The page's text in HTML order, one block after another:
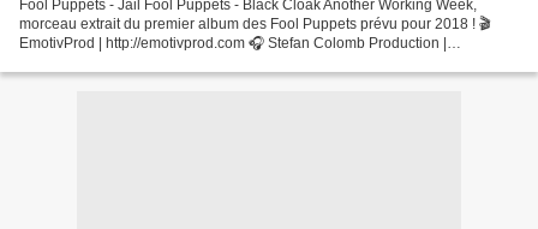
Fool Puppets - Jail Fool Puppets - Black Cloak Another Working Week,
morceau extrait du premier album des Fool Puppets prévu pour 2018 ! 🎬
EmotivProd | http://emotivprod.com 🎧 Stefan Colomb Production |